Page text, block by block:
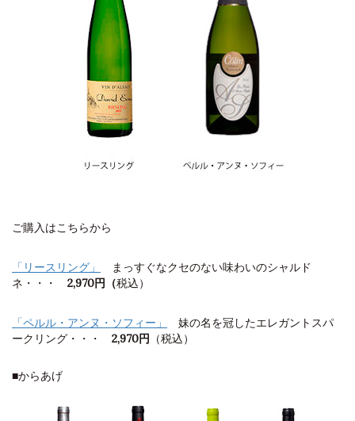
ご購入はこちらから
「リースリング」
まっすぐなクセのない味わいのシャルド
ネ・・・ 2,970円（税込）
「ペルル・アンヌ・ソフィー」
妹の名を冠したエレガントスパ
ークリング・・・ 2,970円 （税込）
■からあげ